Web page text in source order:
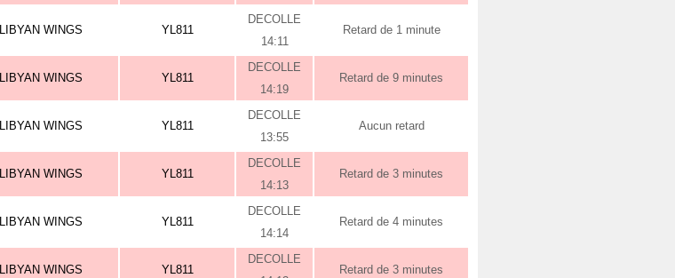
LIBYAN WINGS YL811
DECOLLE
14:11
Retard de 1 minute
LIBYAN WINGS YL811
DECOLLE
14:19
Retard de 9 minutes
LIBYAN WINGS YL811
DECOLLE
13:55
Aucun retard
LIBYAN WINGS YL811
DECOLLE
14:13
Retard de 3 minutes
LIBYAN WINGS YL811
DECOLLE
14:14
Retard de 4 minutes
LIBYAN WINGS YL811
DECOLLE
Retard de 3 minutes